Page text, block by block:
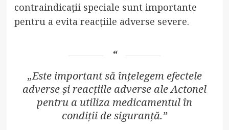
contraindicații speciale sunt importante
pentru a evita reacțiile adverse severe.
„Este important să înțelegem efectele
adverse și reacțiile adverse ale Actonel
pentru a utiliza medicamentul în
condiții de siguranță.”